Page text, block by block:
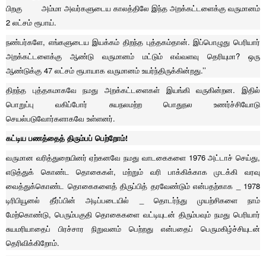
பிறகு அம்மா அவர்களுடைய காலத்திலே இந்த அறக்கட்டளைக்கு வருமானம்
2 லட்சம் ரூபாய்.
நண்பர்களே, எங்களுடைய இயக்கம் திறந்த புத்தகம்தான். இப்பொழுது பெரியார்
அறக்கட்டளைக்கு ஆண்டு வருமானம் மட்டும் எவ்வளவு தெரியுமா? ஒரு
ஆண்டுக்கு 47 லட்சம் ரூபாயாக வருமானம் உயர்ந்திருக்கின்றது.’’
திறந்த புத்தகமாகவே நமது அறக்கட்டளைகள் இயங்கி வருகின்றன. இதில்
பொறுப்பு வகிப்போர் சுயநலமற்ற பொதுநல உணர்ச்சியோடு
செயல்படுவோர்களாகவே உள்ளனர்.
கட்டிய பணத்தைத் திரும்பப் பெற்றோம்!
வருமான வரித்துறையினர் ஏற்கனவே நமது வாடகைகளை 1976 அட்டாச் செய்து,
எடுத்துக் கொண்ட தொகைகள், மற்றும் வரி பாக்கிக்காக முடக்கி வரவு
வைத்துக்கொண்ட தொகைகளைத் திருப்பித் தரவேண்டும் என்பதற்காக _ 1978
டிரிபியூனல் தீர்ப்பின் அடிப்படையில் _ தொடர்ந்து முயற்சிகளை நாம்
மேற்கொண்டு, பெரும்பகுதி தொகைகளை வட்டியுடன் திரும்பவும் நமது பெரியார்
சுயமரியாதைப் பிரச்சார நிறுவனம் பெற்றது என்பதைப் பெருமகிழ்ச்சியுடன்
தெரிவிக்கிறோம்.